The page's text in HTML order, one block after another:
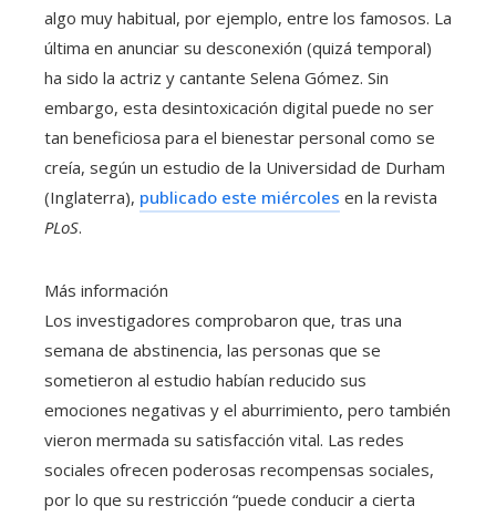
algo muy habitual, por ejemplo, entre los famosos. La
última en anunciar su desconexión (quizá temporal)
ha sido la actriz y cantante Selena Gómez. Sin
embargo, esta desintoxicación digital puede no ser
tan beneficiosa para el bienestar personal como se
creía, según un estudio de la Universidad de Durham
(Inglaterra), publicado este miércoles en la revista
PLoS.
Más información
Los investigadores comprobaron que, tras una
semana de abstinencia, las personas que se
sometieron al estudio habían reducido sus
emociones negativas y el aburrimiento, pero también
vieron mermada su satisfacción vital. Las redes
sociales ofrecen poderosas recompensas sociales,
por lo que su restricción “puede conducir a cierta